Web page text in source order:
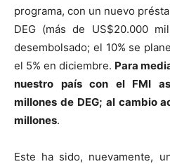
programa, con un nuevo
DEG (más de US$20.000
desembolsado; el 10% se
el 5% en diciembre. Para
nuestro país con el FMI
millones de DEG; al cambio
millones.
Este ha sido, nuevamente,